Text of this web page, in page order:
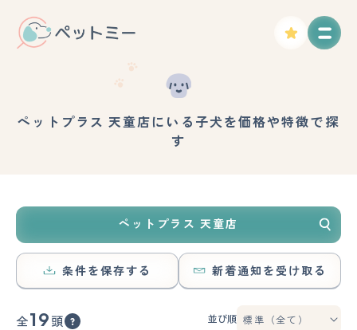
ペットプラス 天童店にいる子犬を価格や特徴で探
す
ペットプラス 天童店
条件を保存する 新着通知を受け取る
全19 頭 並び順